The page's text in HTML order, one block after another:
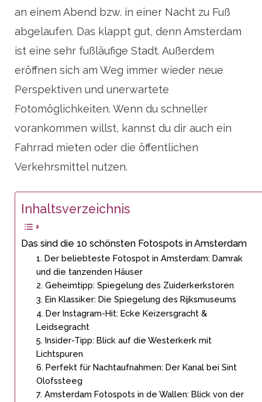
an einem Abend bzw. in einer Nacht zu Fuß
abgelaufen. Das klappt gut, denn Amsterdam
ist eine sehr fußläufige Stadt. Außerdem
eröffnen sich am Weg immer wieder neue
Perspektiven und unerwartete
Fotomöglichkeiten. Wenn du schneller
vorankommen willst, kannst du dir auch ein
Fahrrad mieten oder die öffentlichen
Verkehrsmittel nutzen.
Inhaltsverzeichnis
Das sind die 10 schönsten Fotospots in Amsterdam
1. Der beliebteste Fotospot in Amsterdam: Damrak
und die tanzenden Häuser
2. Geheimtipp: Spiegelung des Zuiderkerkstoren
3. Ein Klassiker: Die Spiegelung des Rijksmuseums
4. Der Instagram-Hit: Ecke Keizersgracht &
Leidsegracht
5. Insider-Tipp: Blick auf die Westerkerk mit
Lichtspuren
6. Perfekt für Nachtaufnahmen: Der Kanal bei Sint
Olofssteeg
7. Amsterdam Fotospots in de Wallen: Blick von der